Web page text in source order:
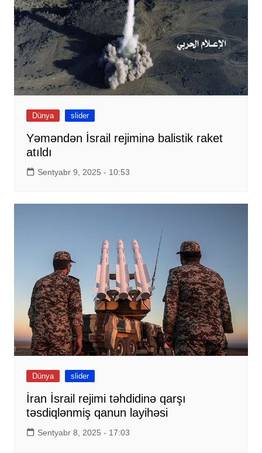
Dünya slider
Yəməndən İsrail rejiminə balistik raket
atıldı
Sentyabr 9, 2025 - 10:53
Dünya slider
İran İsrail rejimi təhdidinə qarşı
təsdiqlənmiş qanun layihəsi
Sentyabr 8, 2025 - 17:03